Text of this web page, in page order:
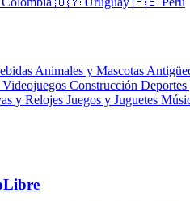
Animales y Mascotas
Construcción Deportes
y Relojes Juegos y Juguetes